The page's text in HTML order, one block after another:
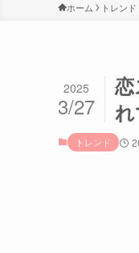
ホーム トレンド
れ
2025
3/27
トレンド